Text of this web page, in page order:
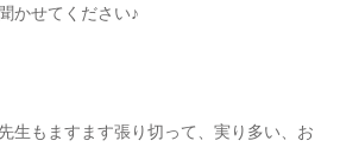
かせてください♪
生もますます張り切って、実り多い、お